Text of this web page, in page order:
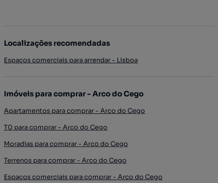
Localizações recomendadas
Espaços comerciais para arrendar - Lisboa
Imóveis para comprar - Arco do Cego
Apartamentos para comprar - Arco do Cego
T0 para comprar - Arco do Cego
Moradias para comprar - Arco do Cego
Terrenos para comprar - Arco do Cego
Espaços comerciais para comprar - Arco do Cego